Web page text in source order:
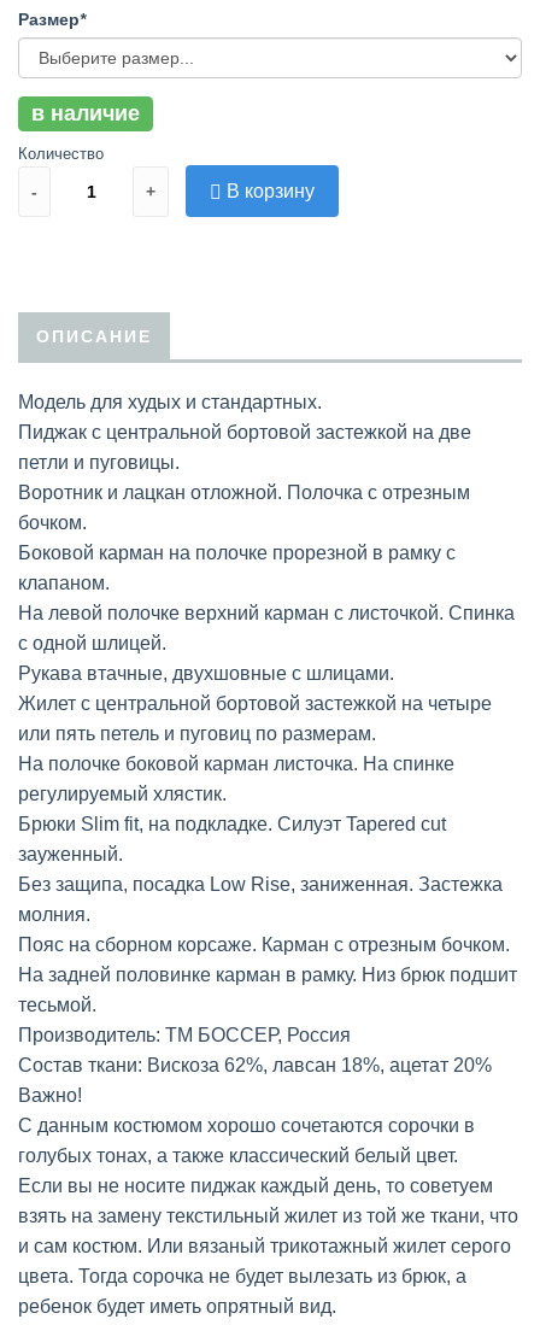
Размер*
в наличие
Количество
- + В корзину
ОПИСАНИЕ
Модель для худых и стандартных.
Пиджак с центральной бортовой застежкой на две
петли и пуговицы.
Воротник и лацкан отложной. Полочка с отрезным
бочком.
Боковой карман на полочке прорезной в рамку с
клапаном.
На левой полочке верхний карман с листочкой. Спинка
с одной шлицей.
Рукава втачные, двухшовные с шлицами.
Жилет с центральной бортовой застежкой на четыре
или пять петель и пуговиц по размерам.
На полочке боковой карман листочка. На спинке
регулируемый хлястик.
Брюки Slim fit, на подкладке. Силуэт Tapered cut
зауженный.
Без защипа, посадка Low Rise, заниженная. Застежка
молния.
Пояс на сборном корсаже. Карман с отрезным бочком.
На задней половинке карман в рамку. Низ брюк подшит
тесьмой.
Производитель: ТМ БОССЕР, Россия
Состав ткани: Вискоза 62%, лавсан 18%, ацетат 20%
Важно!
С данным костюмом хорошо сочетаются сорочки в
голубых тонах, а также классический белый цвет.
Если вы не носите пиджак каждый день, то советуем
взять на замену текстильный жилет из той же ткани, что
и сам костюм. Или вязаный трикотажный жилет серого
цвета. Тогда сорочка не будет вылезать из брюк, а
ребенок будет иметь опрятный вид.